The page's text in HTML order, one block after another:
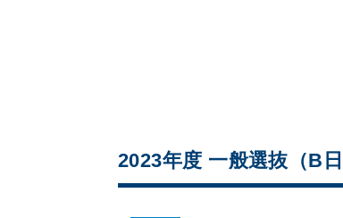
2023年度 一般選抜（B